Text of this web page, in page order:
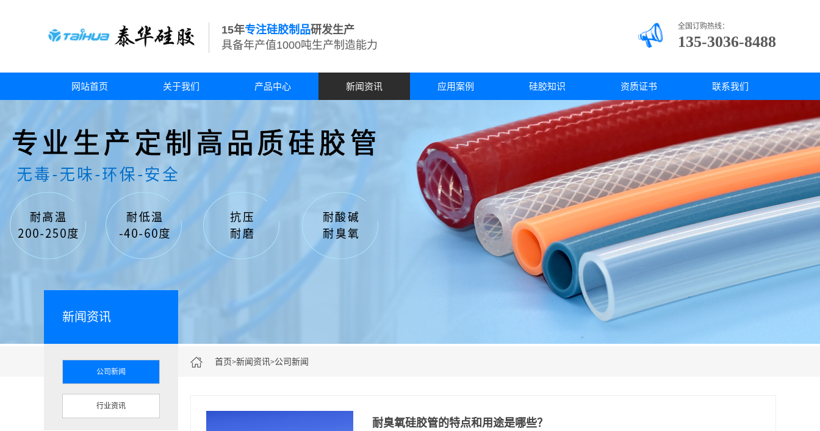
15年专注硅胶制品研发生产
具备年产值1000吨生产制造能力
全国订购热线：
135-3036-8488
网站首页 关于我们 产品中心 新闻资讯 应用案例 硅胶知识 资质证书 联系我们
首页>新闻资讯>公司新闻
新闻资讯
公司新闻
行业资讯
耐臭氧硅胶管的特点和用途是哪些？